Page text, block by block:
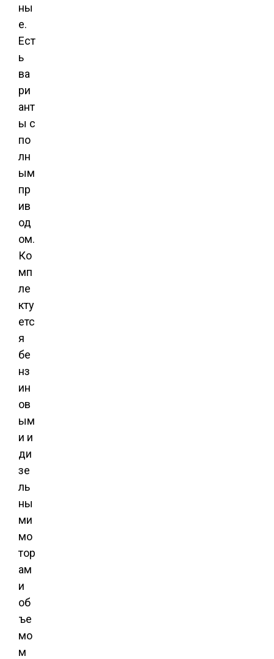
ны
е.
Ест
ь
ва
ри
ант
ы с
по
лн
ым
пр
ив
од
ом.
Ко
мп
ле
кту
етс
я
бе
нз
ин
ов
ым
и и
ди
зе
ль
ны
ми
мо
тор
ам
и
об
ъе
мо
м